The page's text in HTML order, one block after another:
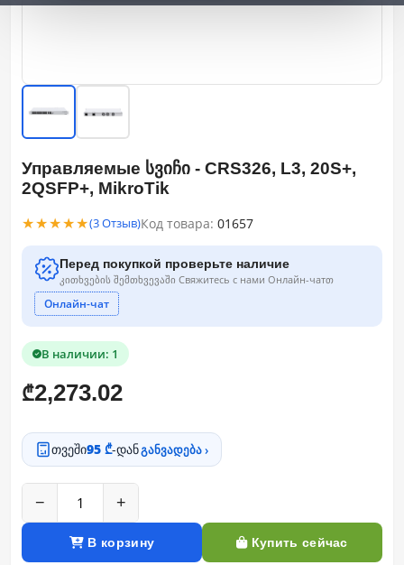
Управляемые სვიჩი - CRS326, L3, 20S+,
2QSFP+, MikroTik
★★★★★(3 Отзыв)Код товара: 01657
Перед покупкой проверьте наличие
კითხვების შემთხვევაში Свяжитесь с нами Онлайн-чатთ
Онлайн-чат
В наличии: 1
₾2,273.02
თვეში95 ₾-დანგანვადება ›
− +
В корзину Купить сейчас